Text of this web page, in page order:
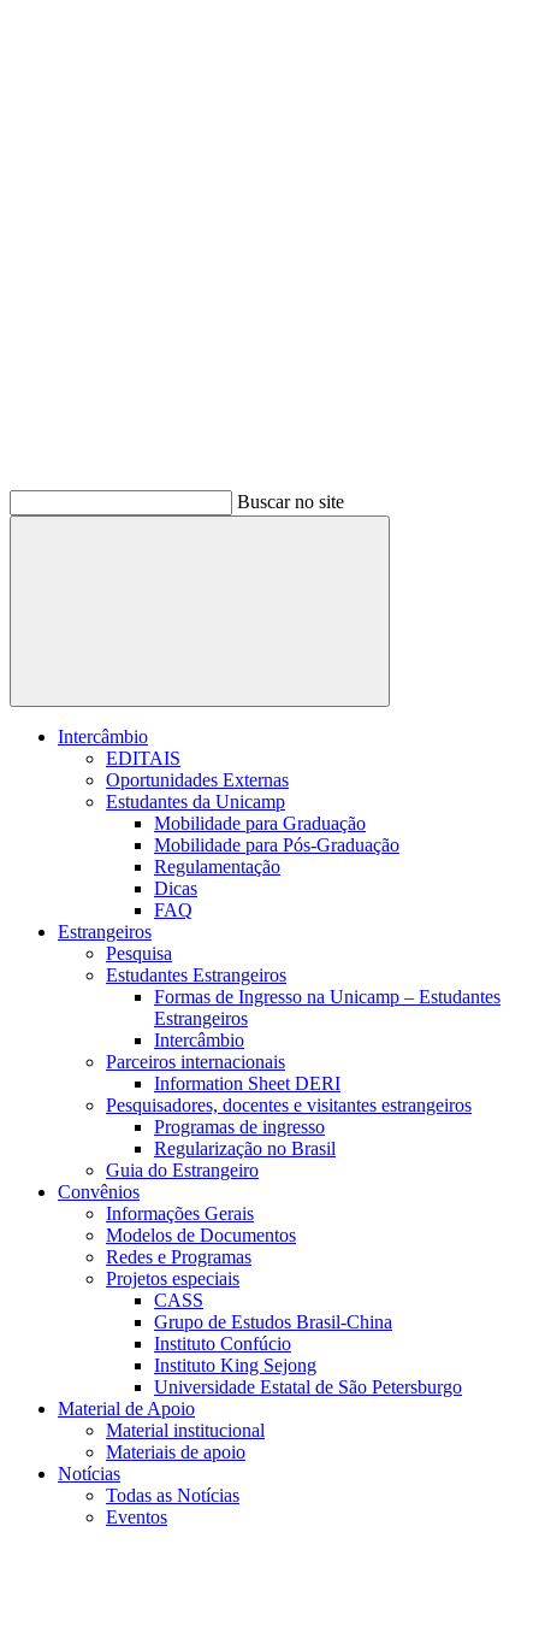
Buscar no site
Buscar
Intercâmbio
EDITAIS
Oportunidades Externas
Estudantes da Unicamp
Mobilidade para Graduação
Mobilidade para Pós-Graduação
Regulamentação
Dicas
FAQ
Estrangeiros
Pesquisa
Estudantes Estrangeiros
Formas de Ingresso na Unicamp – Estudantes
Estrangeiros
Intercâmbio
Parceiros internacionais
Information Sheet DERI
Pesquisadores, docentes e visitantes estrangeiros
Programas de ingresso
Regularização no Brasil
Guia do Estrangeiro
Convênios
Informações Gerais
Modelos de Documentos
Redes e Programas
Projetos especiais
CASS
Grupo de Estudos Brasil-China
Instituto Confúcio
Instituto King Sejong
Universidade Estatal de São Petersburgo
Material de Apoio
Material institucional
Materiais de apoio
Notícias
Todas as Notícias
Eventos